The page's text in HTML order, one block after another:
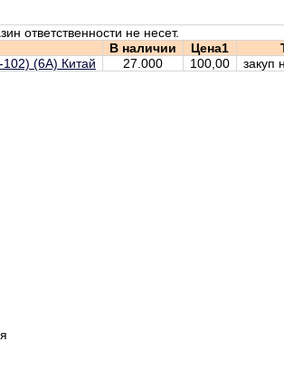
ответственности не несет.
В наличии Цена1
(6А) Китай 27.000 100,00 закуп